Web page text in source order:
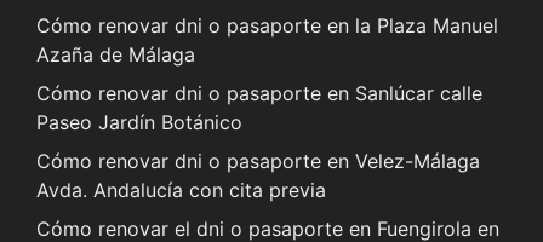
Cómo renovar dni o pasaporte en la Plaza Manuel
Azaña de Málaga
Cómo renovar dni o pasaporte en Sanlúcar calle
Paseo Jardín Botánico
Cómo renovar dni o pasaporte en Velez-Málaga
Avda. Andalucía con cita previa
Cómo renovar el dni o pasaporte en Fuengirola en